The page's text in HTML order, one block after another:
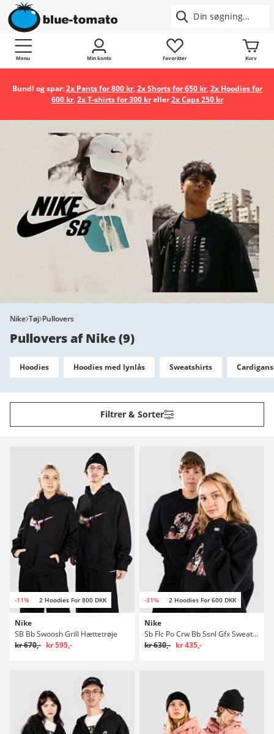
Menu Min konto Favoritter Kurv
Bundl og spar:2x Pants for 800 kr,2x Shorts for 650 kr,2x Hoodies for
600 kr,2x T-shirts for 300 kreller2x Caps 250 kr
Nike Tøj Pullovers
Pullovers af Nike(9)
Hoodies Hoodies med lynlås Sweatshirts
Filtrer & Sorter
-11% 2 Hoodies For 800 DKK
Nike
SB Bb Swoosh Grill Hættetrøje
kr 670,- kr 595,-
-31% 2 Hoodies For 600 DKK
Nike
Sb Flc Po Crw Bb Ssnl Gfx Sweater
kr 630,- kr 435,-